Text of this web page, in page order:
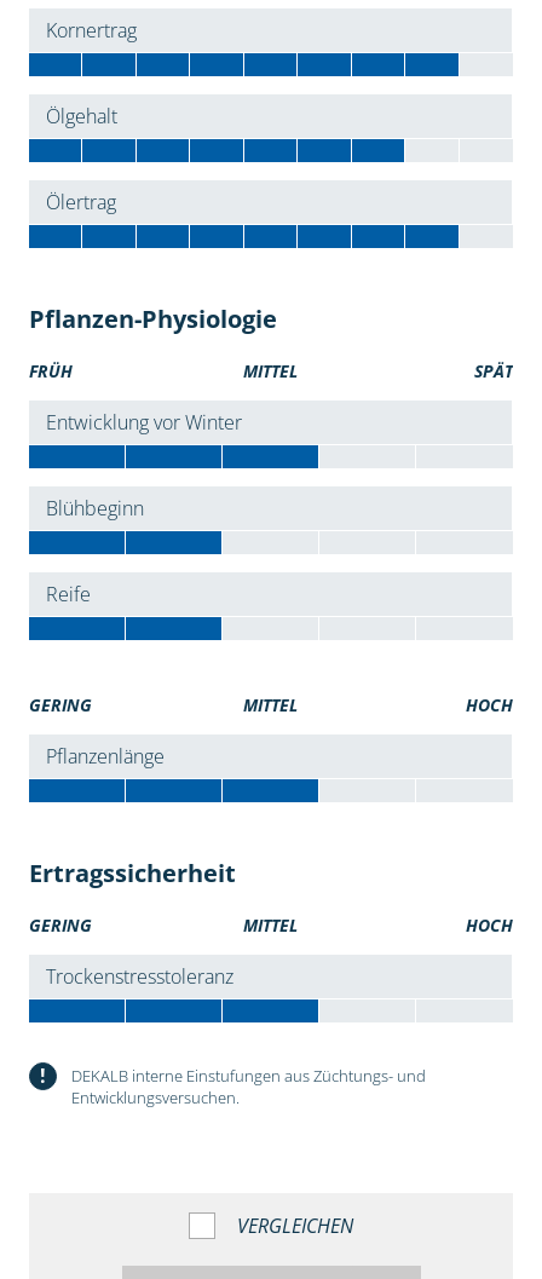
Kornertrag
Ölgehalt
Ölertrag
Pflanzen-Physiologie
FRÜH MITTEL SPÄT
Entwicklung vor Winter
Blühbeginn
Reife
GERING MITTEL HOCH
Pflanzenlänge
Ertragssicherheit
GERING MITTEL HOCH
Trockenstresstoleranz
!
DEKALB interne Einstufungen aus Züchtungs- und
Entwicklungsversuchen.
VERGLEICHEN